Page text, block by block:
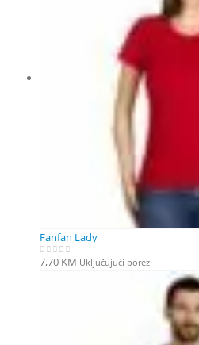
Fanfan Lady
0out of 5
7,70 KM Uključujući porez